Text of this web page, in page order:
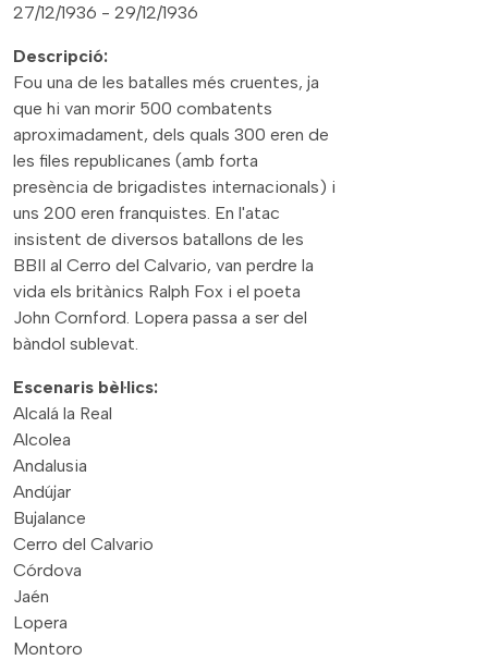
27/12/1936 - 29/12/1936
Descripció:
Fou una de les batalles més cruentes, ja
que hi van morir 500 combatents
aproximadament, dels quals 300 eren de
les files republicanes (amb forta
presència de brigadistes internacionals) i
uns 200 eren franquistes. En l'atac
insistent de diversos batallons de les
BBII al Cerro del Calvario, van perdre la
vida els britànics Ralph Fox i el poeta
John Cornford. Lopera passa a ser del
bàndol sublevat.
Escenaris bèl·lics:
Alcalá la Real
Alcolea
Andalusia
Andújar
Bujalance
Cerro del Calvario
Córdova
Jaén
Lopera
Montoro